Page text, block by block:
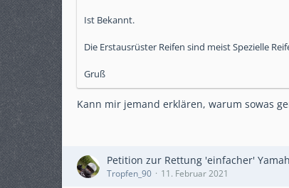
Ist Bekannt.
Die Erstausrüster Reifen sind meist Spezielle
Gruß
Kann mir jemand erklären, warum sowas
Petition zur Rettung 'einfacher'
Tropfen_90 11. Februar 2021